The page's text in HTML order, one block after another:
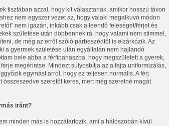
tisztában azzal, hogy kit választanak, amikor hosszú távon
nem egyszer vezet az, hogy valaki megalkuvó módon
nem igazán, inkább csak a leendő feleséget/férjet és
születése után döbbennek rá, hogy valami nem stimmel,
de még az erről szóló párbeszédtől is elzárkózik. Az
a gyermek születése után egyáltalán nem hajlandó
bele abba a férfipanaszba, hogy megszületett a gyerek,
megérintse. Mindezt súlyosbítja az a fajta uniformizálás,
egymást arról, hogy ez teljesen normális. A férj
szeretőt keres, mert még szeretné magát
iránt?
minden más is hozzátartozik, ami a hálószobán kívül